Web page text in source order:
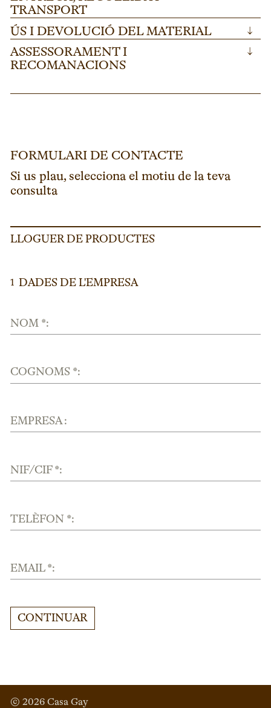
TRANSPORT
ÚS I DEVOLUCIÓ DEL MATERIAL ↓
ASSESSORAMENT I
RECOMANACIONS
↓
FORMULARI DE CONTACTE
Si us plau, selecciona el motiu de la teva
consulta
LLOGUER DE PRODUCTES
1 DADES DE L'EMPRESA
NOM *:
COGNOMS *:
EMPRESA :
NIF/CIF *:
TELÈFON *:
EMAIL *:
CONTINUAR
© 2026 Casa Gay